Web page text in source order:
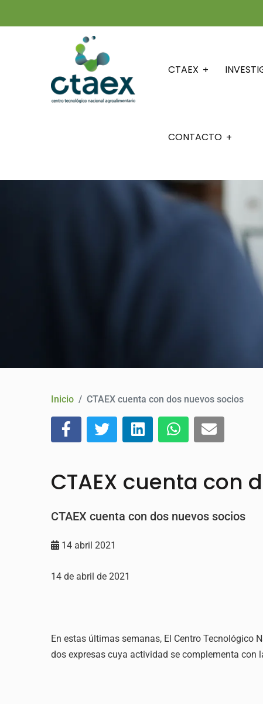
CTAEX
CONTACTO
Inicio CTAEX cuenta con dos nuevos socios
CTAEX cuenta con
CTAEX cuenta con dos nuevos socios
14 abril 2021
14 de abril de 2021
En estas últimas semanas, El Centro Tecnológico
dos expresas cuya actividad se complementa con